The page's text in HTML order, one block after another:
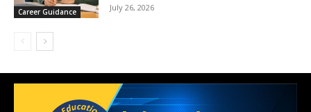
Career Guidance July 26, 2026